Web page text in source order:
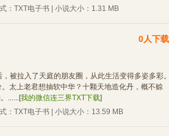
：TXT电子书 | 小说大小：1.31 MB
0人下载
被拉入了天庭的朋友圈，从此生活变得多姿多彩。
太上老君想抽软中华？十颗天地造化丹，概不赊
......[我的微信连三界TXT下载]
：TXT电子书 | 小说大小：13.59 MB